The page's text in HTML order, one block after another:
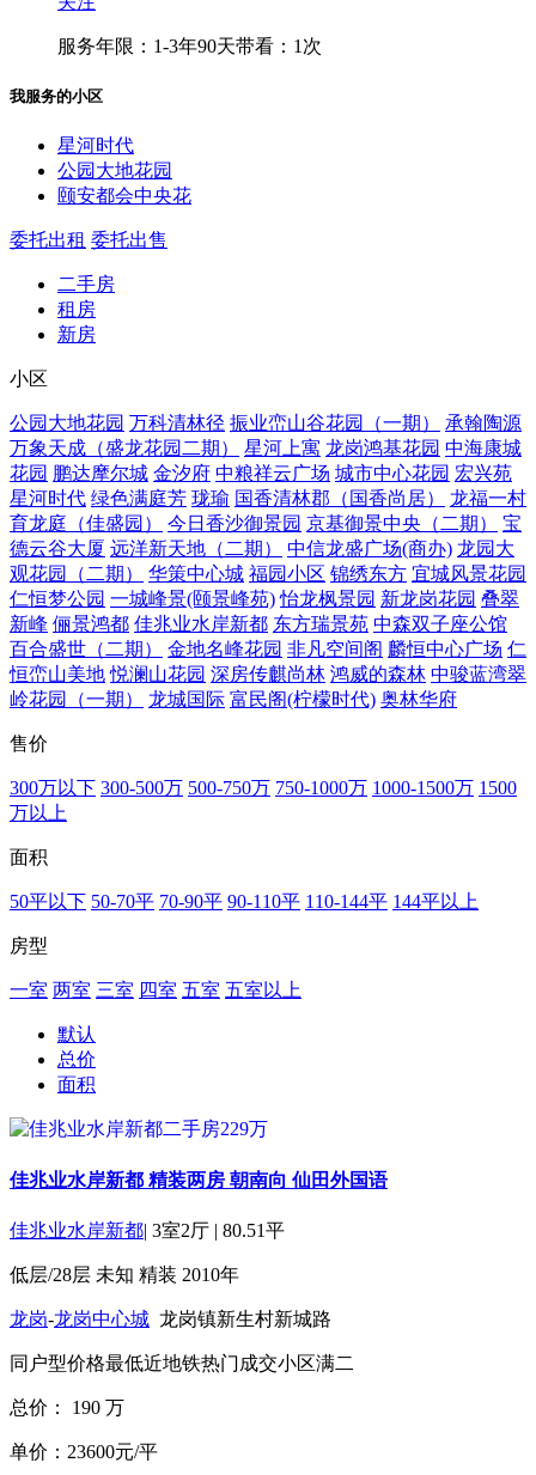
服务年限： 1-3年90天带看： 1次
我服务的小区
星河时代
公园大地花园
颐安都会中央花
委托出租 委托出售
二手房
租房
新房
小区
公园大地花园 万科清林径 振业峦山谷花园（一期）
承翰陶源
万象天成（盛龙花园二期）
星河上寓 龙岗鸿基花园 中海康城
花园 鹏达摩尔城 金汐府 中粮祥云广场 城市中心花园 宏兴苑
星河时代 绿色满庭芳 珑瑜 国香清林郡（国香尚居）
龙福一村
育龙庭（佳盛园）
今日香沙御景园 京基御景中央（二期）
宝
德云谷大厦 远洋新天地（二期） 中信龙盛广场(商办) 龙园大
观花园（二期）
华策中心城 福园小区 锦绣东方 宜城风景花园
仁恒梦公园 一城峰景(颐景峰苑) 怡龙枫景园 新龙岗花园 叠翠
新峰 俪景鸿都 佳兆业水岸新都 东方瑞景苑 中森双子座公馆
百合盛世（二期）
金地名峰花园 非凡空间阁 麟恒中心广场 仁
恒峦山美地 悦澜山花园 深房传麒尚林 鸿威的森林 中骏蓝湾翠
岭花园（一期）
龙城国际 富民阁(柠檬时代) 奥林华府
售价
300万以下 300-500万 500-750万 750-1000万 1000-1500万 1500
万以上
面积
50平以下 50-70平 70-90平 90-110平 110-144平 144平以上
房型
一室 两室 三室 四室 五室 五室以上
默认
总价
面积
佳兆业水岸新都 精装两房 朝南向 仙田外国语
佳兆业水岸新都| 3室2厅 | 80.51平
低层/28层 未知 精装 2010年
龙岗-龙岗中心城 龙岗镇新生村新城路
同户型价格最低近地铁热门成交小区满二
总价： 190 万
单价：23600元/平